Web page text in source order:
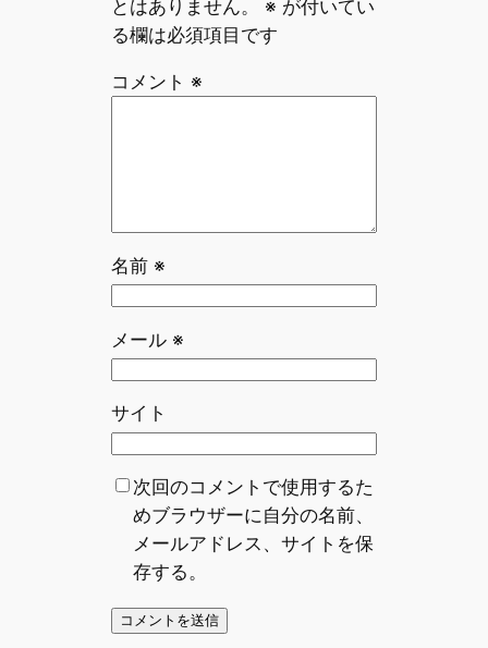
とはありません。 ※ が付いてい
る欄は必須項目です
コメント ※
名前 ※
メール ※
サイト
次回のコメントで使用するた
めブラウザーに自分の名前、
メールアドレス、サイトを保
存する。